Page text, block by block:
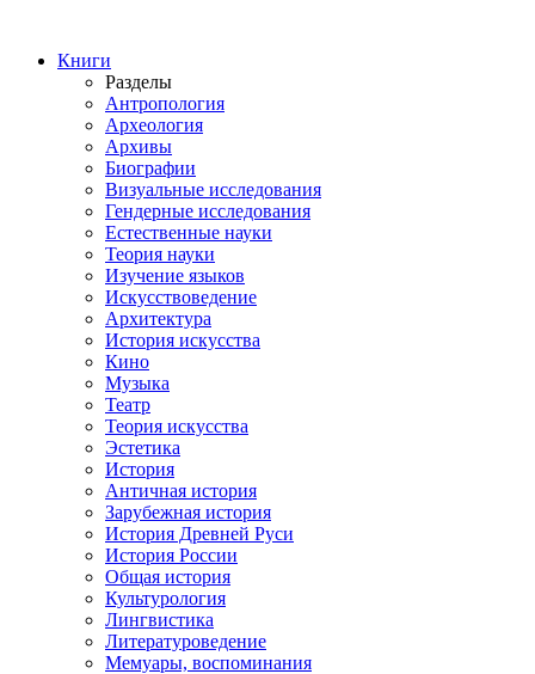
Книги
Разделы
Антропология
Археология
Архивы
Биографии
Визуальные исследования
Гендерные исследования
Естественные науки
Теория науки
Изучение языков
Искусствоведение
Архитектура
История искусства
Кино
Музыка
Театр
Теория искусства
Эстетика
История
Античная история
Зарубежная история
История Древней Руси
История России
Общая история
Культурология
Лингвистика
Литературоведение
Мемуары, воспоминания